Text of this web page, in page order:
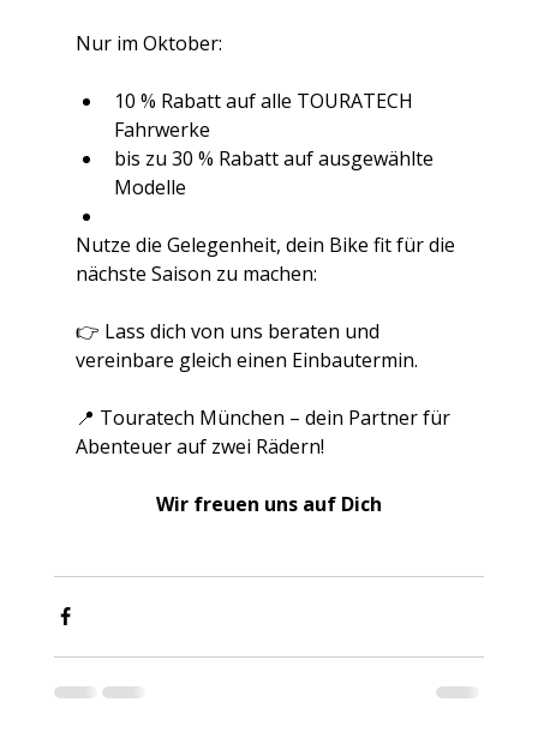
Nur im Oktober:
10 % Rabatt auf alle TOURATECH
Fahrwerke
bis zu 30 % Rabatt auf ausgewählte
Modelle
Nutze die Gelegenheit, dein Bike fit für die
nächste Saison zu machen:
👉 Lass dich von uns beraten und
vereinbare gleich einen Einbautermin.
📍 Touratech München – dein Partner für
Abenteuer auf zwei Rädern!
Wir freuen uns auf Dich